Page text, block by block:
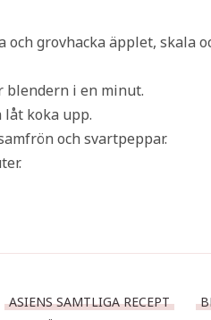
och grovhacka äpplet, skala
blendern i en minut.
låt koka upp.
och svartpeppar.
ASIENS SAMTLIGA RECEPT